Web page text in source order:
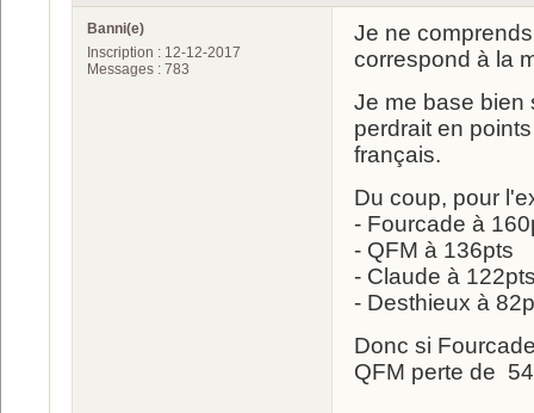
Banni(e)
Inscription : 12-12-2017
Messages : 783
Je ne
correspond à la
Je me base bien
perdrait en
français.
Du coup, pour
- Fourcade à
- QFM à 136pts
- Claude à
- Desthieux à
Donc si
QFM perte de